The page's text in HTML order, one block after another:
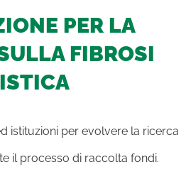
PER LA
FIBROSI
istituzioni per evolvere la ricerca
il processo di raccolta fondi.